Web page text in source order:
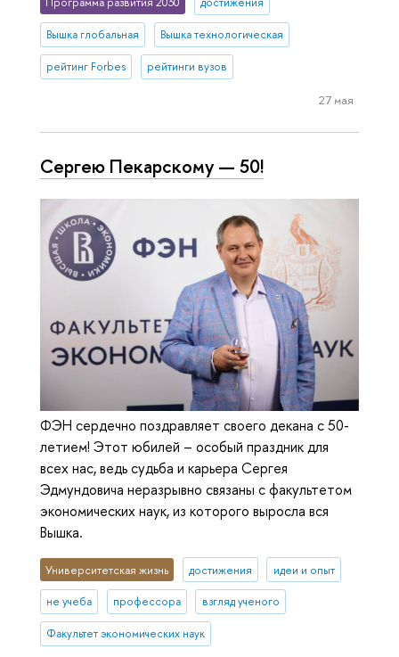
Вышка глобальная Вышка технологическая
рейтинг Forbes рейтинги вузов
27 мая
Сергею Пекарскому — 50!
ФЭН сердечно поздравляет своего декана с 50-
летием! Этот юбилей – особый праздник для
всех нас, ведь судьба и карьера Сергея
Эдмундовича неразрывно связаны с факультетом
экономических наук, из которого выросла вся
Вышка.
Университетская жизнь достижения идеи и опыт
не учеба профессора взгляд ученого
Факультет экономических наук